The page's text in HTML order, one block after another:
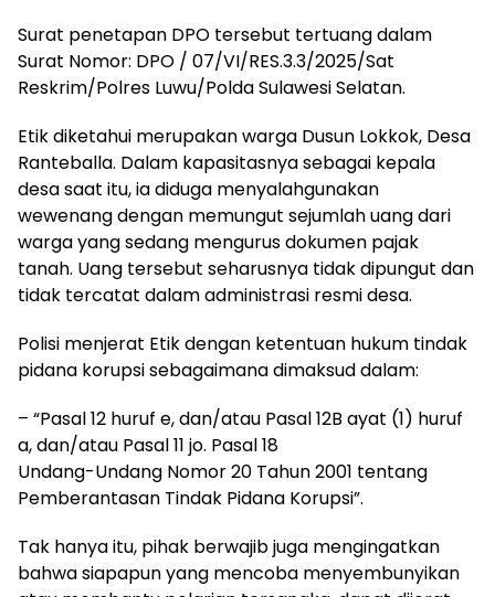
Surat penetapan DPO tersebut tertuang dalam
Surat Nomor: DPO / 07/VI/RES.3.3/2025/Sat
Reskrim/Polres Luwu/Polda Sulawesi Selatan.
Etik diketahui merupakan warga Dusun Lokkok, Desa
Ranteballa. Dalam kapasitasnya sebagai kepala
desa saat itu, ia diduga menyalahgunakan
wewenang dengan memungut sejumlah uang dari
warga yang sedang mengurus dokumen pajak
tanah. Uang tersebut seharusnya tidak dipungut dan
tidak tercatat dalam administrasi resmi desa.
Polisi menjerat Etik dengan ketentuan hukum tindak
pidana korupsi sebagaimana dimaksud dalam:
– “Pasal 12 huruf e, dan/atau Pasal 12B ayat (1) huruf
a, dan/atau Pasal 11 jo. Pasal 18
Undang-Undang Nomor 20 Tahun 2001 tentang
Pemberantasan Tindak Pidana Korupsi”.
Tak hanya itu, pihak berwajib juga mengingatkan
bahwa siapapun yang mencoba menyembunyikan